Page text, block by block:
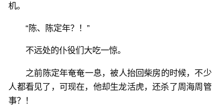
机。
“陈、陈定年？！”
不远处的仆役们大吃一惊。
之前陈定年奄奄一息，被人抬回柴房的时候，不少
人都看见了，可现在，他却生龙活虎，还杀了周海周管
事？！